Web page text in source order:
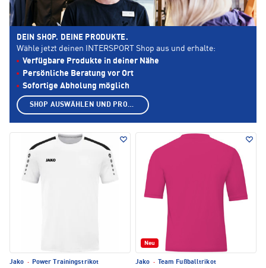
Jako · Power Trainingstrikot
Neu
Jako ·
Team Fußballtrikot
DEIN SHOP. DEINE PRODUKTE.
Wähle jetzt deinen INTERSPORT Shop aus und erhalte:
Verfügbare Produkte in deiner Nähe
Persönliche Beratung vor Ort
Sofortige Abholung möglich
SHOP AUSWÄHLEN UND PRODUKTE ANZEIGEN